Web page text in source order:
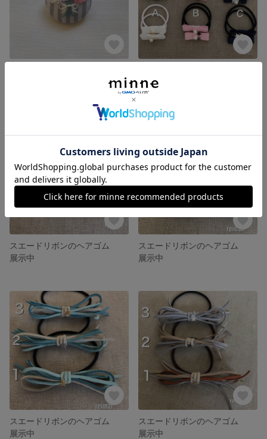
展示中
スエードリボンのヘアゴム
展示中
スエードリボンのヘアゴム
展示中
スエードリボンのヘアゴム
展示中
スエードリボンのヘアゴム
展示中